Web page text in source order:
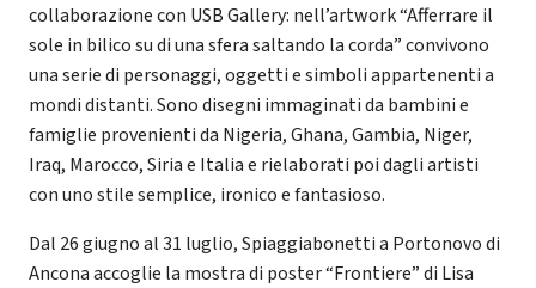
collaborazione con USB Gallery: nell’artwork “Afferrare il
sole in bilico su di una sfera saltando la corda” convivono
una serie di personaggi, oggetti e simboli appartenenti a
mondi distanti. Sono disegni immaginati da bambini e
famiglie provenienti da Nigeria, Ghana, Gambia, Niger,
Iraq, Marocco, Siria e Italia e rielaborati poi dagli artisti
con uno stile semplice, ironico e fantasioso.
Dal 26 giugno al 31 luglio, Spiaggiabonetti a Portonovo di
Ancona accoglie la mostra di poster “Frontiere” di Lisa